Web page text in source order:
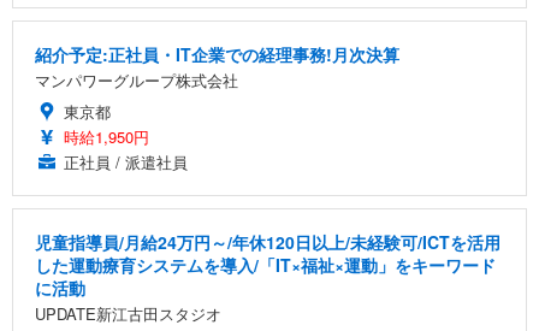
紹介予定:正社員・IT企業での経理事務!月次決算
マンパワーグループ株式会社
東京都
時給1,950円
正社員 / 派遣社員
児童指導員/月給24万円～/年休120日以上/未経験可/ICTを活用
した運動療育システムを導入/「IT×福祉×運動」をキーワード
に活動
UPDATE新江古田スタジオ